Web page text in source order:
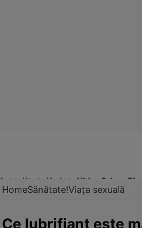
Actualitate Vedete Video Prime Time
HomeSănătate!Viața sexuală
Ce lubrifiant este